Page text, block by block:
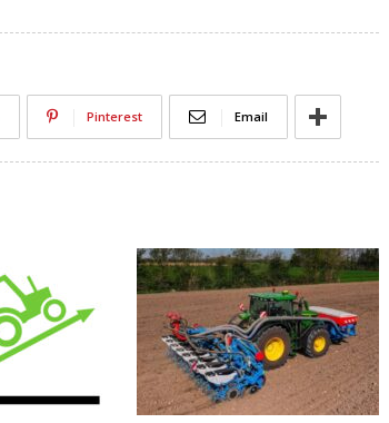
Pinterest Email